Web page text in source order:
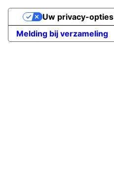
Melding bij verzameling
Uw privacy-opties